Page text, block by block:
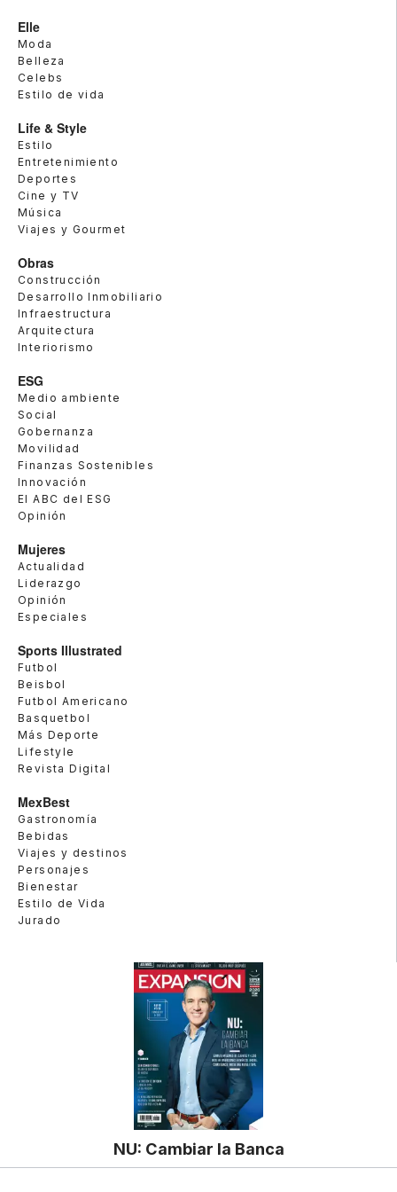
Elle
Moda
Belleza
Celebs
Estilo de vida
Life & Style
Estilo
Entretenimiento
Deportes
Cine y TV
Música
Viajes y Gourmet
Obras
Construcción
Desarrollo Inmobiliario
Infraestructura
Arquitectura
Interiorismo
ESG
Medio ambiente
Social
Gobernanza
Movilidad
Finanzas Sostenibles
Innovación
El ABC del ESG
Opinión
Mujeres
Actualidad
Liderazgo
Opinión
Especiales
Sports Illustrated
Futbol
Beisbol
Futbol Americano
Basquetbol
Más Deporte
Lifestyle
Revista Digital
MexBest
Gastronomía
Bebidas
Viajes y destinos
Personajes
Bienestar
Estilo de Vida
Jurado
NU: Cambiar la Banca